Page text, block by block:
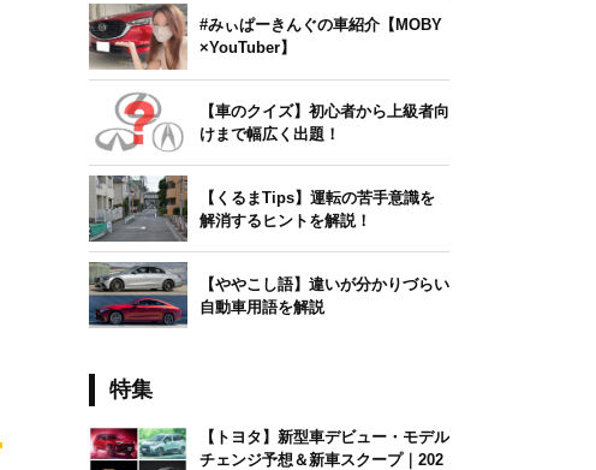
#みぃぱーきんぐの車紹介【MOBY
×YouTuber】
【車のクイズ】初心者から上級者向
けまで幅広く出題！
【くるまTips】運転の苦手意識を
解消するヒントを解説！
【ややこし語】違いが分かりづらい
自動車用語を解説
特集
【トヨタ】新型車デビュー・モデル
チェンジ予想＆新車スクープ｜202